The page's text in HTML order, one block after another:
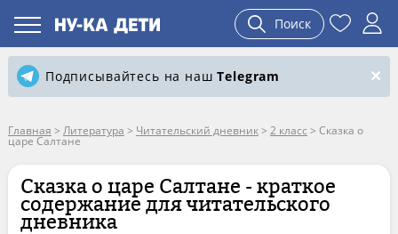
Поиск
Подписывайтесь на нашTelegram
Главная > Литература > Читательский дневник> 2 класс > Сказка о
царе Салтане
Сказка о царе Салтане - краткое
содержание для читательского
дневника